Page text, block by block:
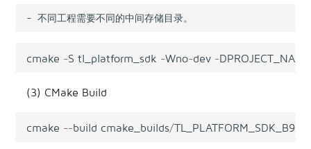
cmake -S tl_platform_sdk -Wno-dev -DPROJECT_NAME
(3) CMake Build
cmake --build cmake_builds/TL_PLATFORM_SDK_B92